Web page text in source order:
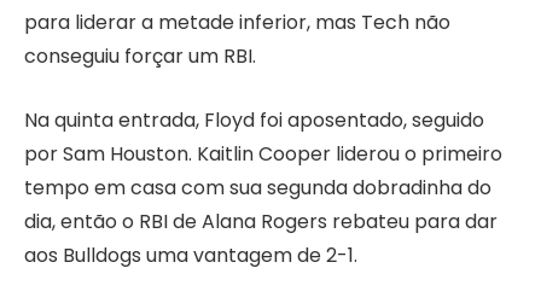
para liderar a metade inferior, mas Tech não
conseguiu forçar um RBI.
Na quinta entrada, Floyd foi aposentado, seguido
por Sam Houston. Kaitlin Cooper liderou o primeiro
tempo em casa com sua segunda dobradinha do
dia, então o RBI de Alana Rogers rebateu para dar
aos Bulldogs uma vantagem de 2-1.